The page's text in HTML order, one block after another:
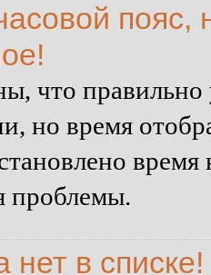
пояс,
что правильно
но время
проблемы.
нет в списке!